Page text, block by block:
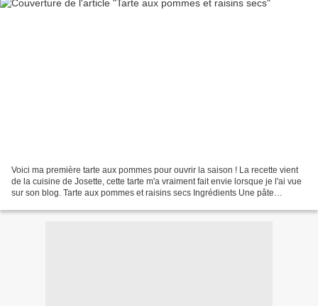
Voici ma première tarte aux pommes pour ouvrir la saison ! La recette vient
de la cuisine de Josette, cette tarte m'a vraiment fait envie lorsque je l'ai vue
sur son blog. Tarte aux pommes et raisins secs Ingrédients Une pâte